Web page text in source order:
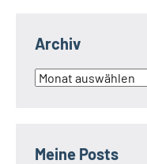
Archiv
Archiv
Meine Posts